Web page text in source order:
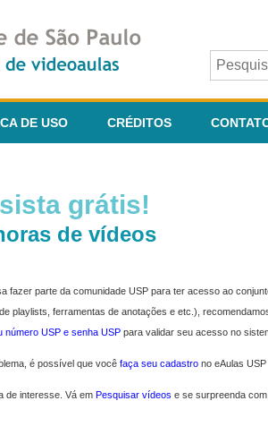
DE USO CRÉDITOS
grátis!
de vídeos
fazer parte da comunidade USP para ter acesso ao
playlists, ferramentas de anotações e etc.),
número USP e senha USP para validar seu acesso no
é possível que você faça seu cadastro no eAulas
de interesse. Vá em Pesquisar vídeos e se surpreenda